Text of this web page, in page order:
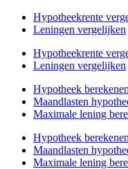
Hypotheekrente
Leningen vergelijken
Hypotheekrente
Leningen vergelijken
Hypotheek berekenen
Maandlasten
Maximale lening
Hypotheek berekenen
Maandlasten
Maximale lening